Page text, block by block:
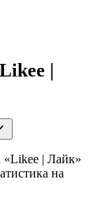
|
«Likee | Лайк»
на